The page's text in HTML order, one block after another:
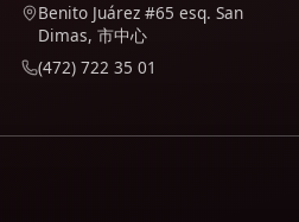
Benito Juárez #65 esq. San
Dimas, 市中心
(472) 722 35 01